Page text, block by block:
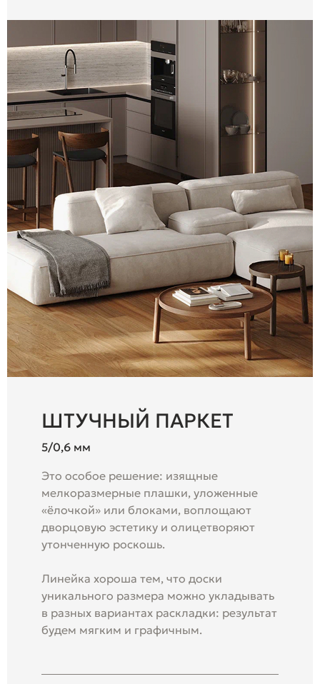
ШТУЧНЫЙ ПАРКЕТ
5/0,6 мм
Это особое решение: изящные
мелкоразмерные плашки, уложенные
«ёлочкой» или блоками, воплощают
дворцовую эстетику и олицетворяют
утонченную роскошь.
Линейка хороша тем, что доски
уникального размера можно укладывать
в разных вариантах раскладки: результат
будем мягким и графичным.